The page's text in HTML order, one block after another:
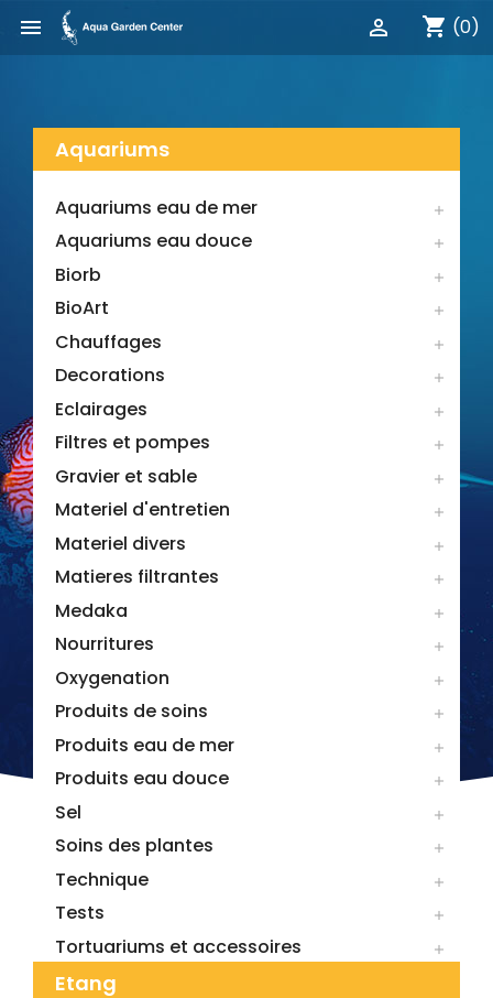
 shopping_cart (0)

Aquariums
Aquariums eau de mer 
Aquariums eau douce 
Biorb 
BioArt 
Chauffages 
Decorations 
Eclairages 
Filtres et pompes 
Gravier et sable 
Materiel d'entretien 
Materiel divers 
Matieres filtrantes 
Medaka 
Nourritures 
Oxygenation 
Produits de soins 
Produits eau de mer 
Produits eau douce 
Sel 
Soins des plantes 
Technique 
Tests 
Tortuariums et accessoires 
Etang